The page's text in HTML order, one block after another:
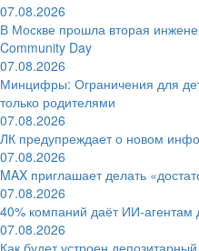
07.08.2026
В Москве прошла вторая
Community Day
07.08.2026
Минцифры: Ограничения для
только родителями
07.08.2026
ЛК предупреждает о новом
07.08.2026
MAX приглашает делать
07.08.2026
40% компаний даёт ИИ‑агентам
07.08.2026
Как будет устроен